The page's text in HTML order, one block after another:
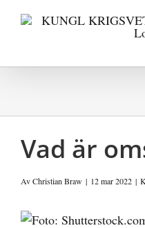
Vad är
AvChristian Braw | 12 mar 2022 |
Visa